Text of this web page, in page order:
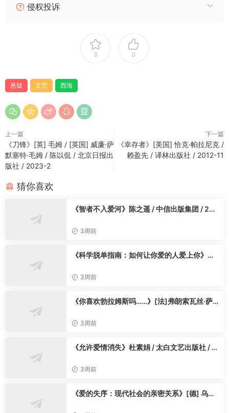
经的山海诺言、蜜月温情、隐秘隔阂逐一浮现，看似恩爱的过往
乱，主角在自我怀疑、愧疚与执念中反复挣扎，逐步撕开记忆的
伪装，触碰亲密关系背后的幽暗与残缺；
份骗局，终究是人心执念与时光遗憾的投射，罪案落幕之后，留
我们终其一生，都在被回忆困住、被爱意裹挟，西海无风，人心
——————————
独家视角：新生代文学悬疑的痛感美学
区别市面爽感悬疑、空洞文艺小说，本书质感独树一帜。
论：最高级的悬疑，不止于凶案与真凶，更在于人心的自我欺骗
。
陈长腰以冷峻又细腻的笔触，打破国产悬疑的两极困境：既没有
情爱纠葛、时光遗憾、人性灰度完美融合，用时间折叠的精巧叙
事，构建虚实共生的迷雾世界。每一处温柔的细节都暗藏伏笔，
每一段深情的过往都藏着隐痛，悬疑是外壳，人性与爱意的残缺
读懂《西海》，才算读懂亲密关系里，最隐秘的遗憾与幽暗。
——————————
灰度辩证：不神化新作，不弱化质感
全书叙事平衡克制，精准拿捏悬疑、文艺与情感的尺度。
不刻意迎合爽感：无高能诡计、无炸裂反转、无极速破案节奏，
不弱化核心质感：叙事结构精巧、伏笔细密、情绪刻画极致真
侵权投诉
0 0
悬疑 文艺 西海
上一篇
《刀锋》[英] 毛姆 / [英国] 威廉·萨
默塞特·毛姆 / 陈以侃 / 北京日报出
版社 / 2023-2
下一篇
《幸存者》[美国] 恰克·帕拉尼克 /
赖盈先 / 译林出版社 / 2012-11
猜你喜欢
《智者不入爱河》陈之遥 / 中信出版集团 / 202
3周前
《科学脱单指南：如何让你爱的人爱上你》陈
-3 3周前
《你喜欢勃拉姆斯吗……》[法]弗朗索瓦丝·萨
3周前
《允许爱情消失》杜素娟 / 太白文艺出版社 / 2
3周前
《爱的失序：现代社会的亲密关系》[德] 乌尔